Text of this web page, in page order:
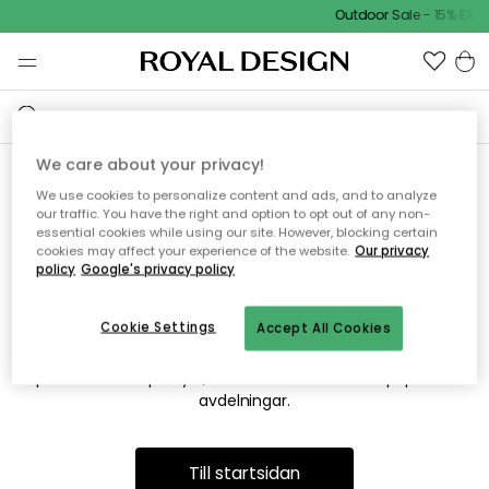
Outdoor Sale - 15%
Vi hittar tyvärr inte sidan du
söker
Detta kan bero på att sidan inte längre finns eller att den har
flyttats. Vi ber om ursäkt för besväret. I menyn ovan kan du
prova att söka på nytt, eller besöka en av våra populära
avdelningar.
Till startsidan
We care about your privacy!
We use cookies to personalize content and ads, and to analyze
our traffic. You have the right and option to opt out of any non-
essential cookies while using our site. However, blocking certain
cookies may affect your experience of the website. Our privacy
policy Google's privacy policy
Accept All Cookies
Cookie Settings